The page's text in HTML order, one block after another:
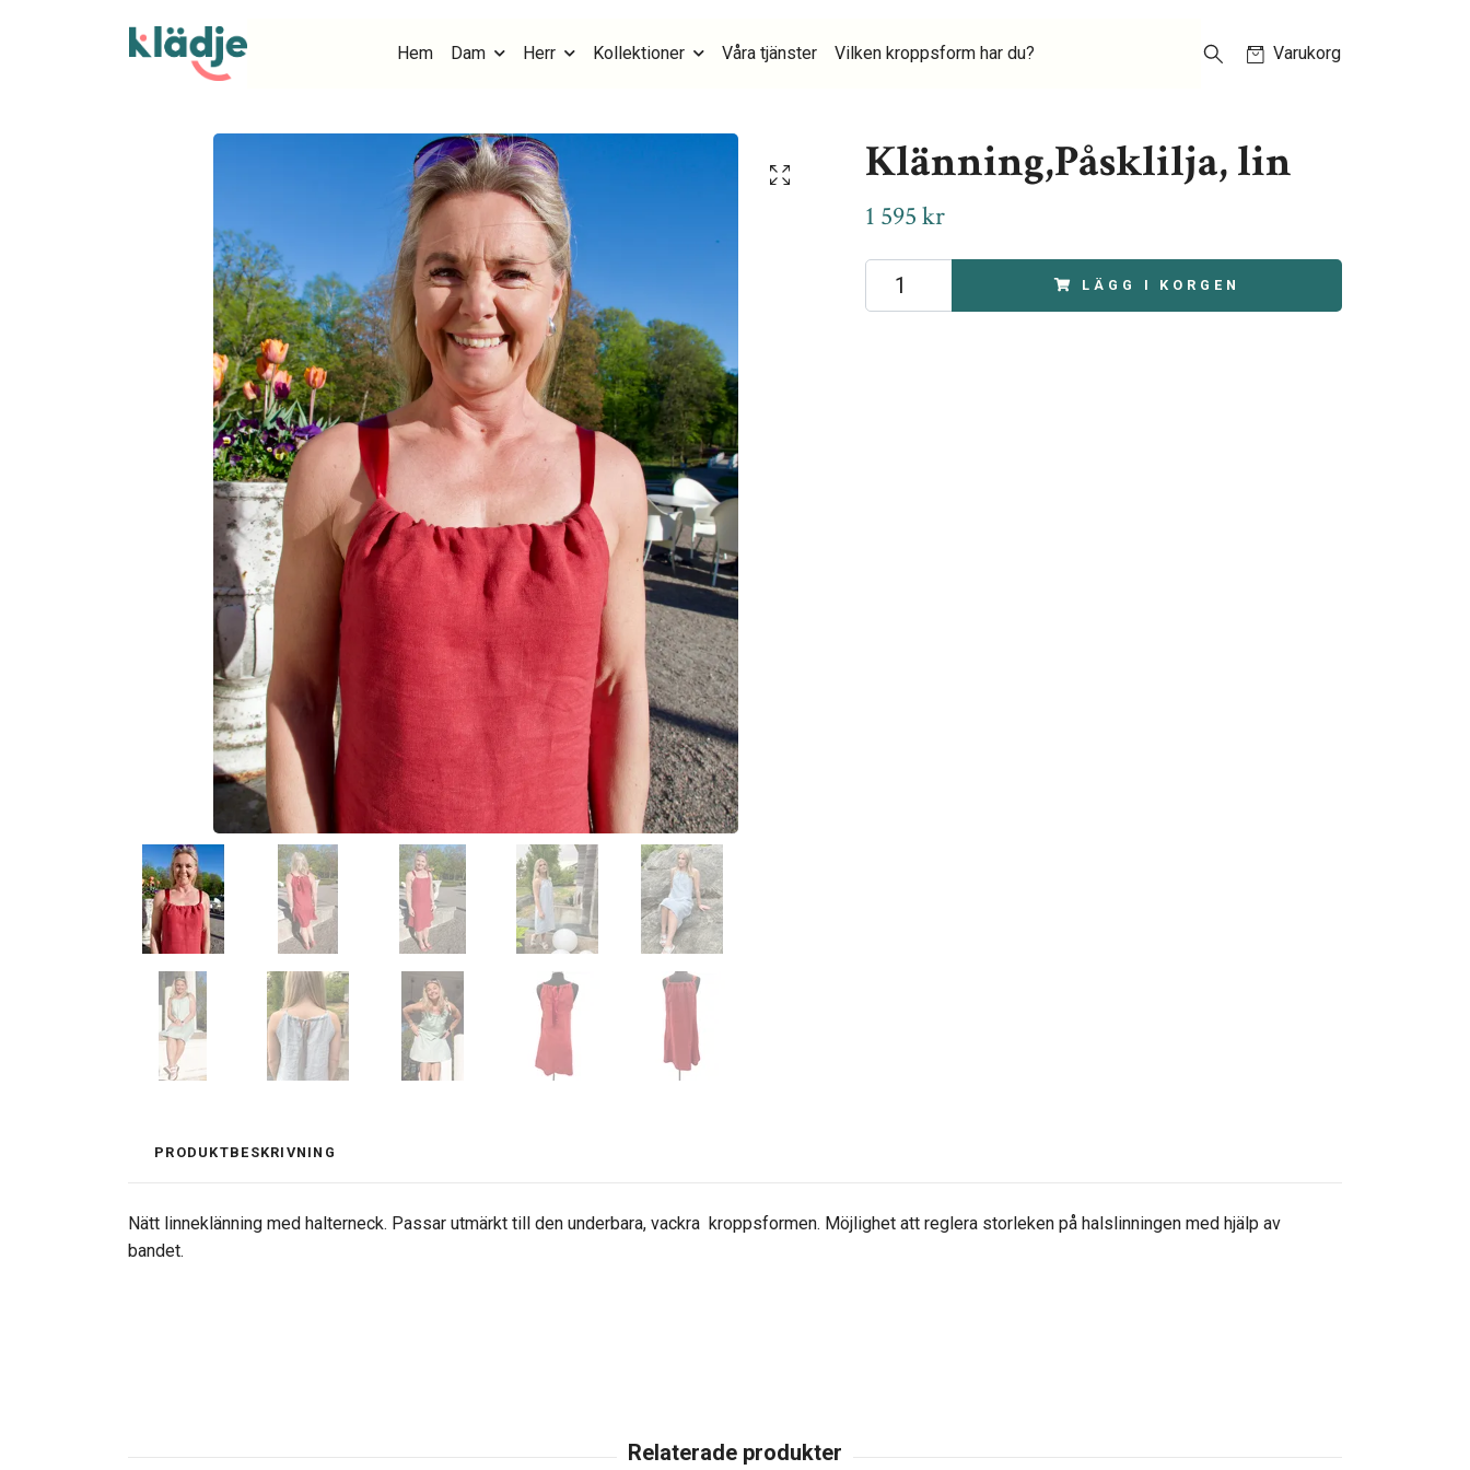
Hem Dam Herr Kollektioner Våra tjänster Vilken kroppsform har du? Varukorg
Klänning,Påsklilja, lin
1 595 kr
LÄGG I KORGEN
PRODUKTBESKRIVNING
Nätt linneklänning med halterneck. Passar utmärkt till den underbara, vackra kroppsformen. Möjlighet att reglera storleken på halslinningen med hjälp av
bandet.